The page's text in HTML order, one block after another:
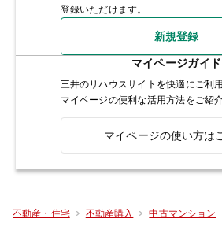
登録いただけます。
新規登録
マイページガイド
三井のリハウスサイトを快適にご利
マイページの便利な活用方法をご紹
マイページの使い方は
不動産・住宅 不動産購入 中古マンション